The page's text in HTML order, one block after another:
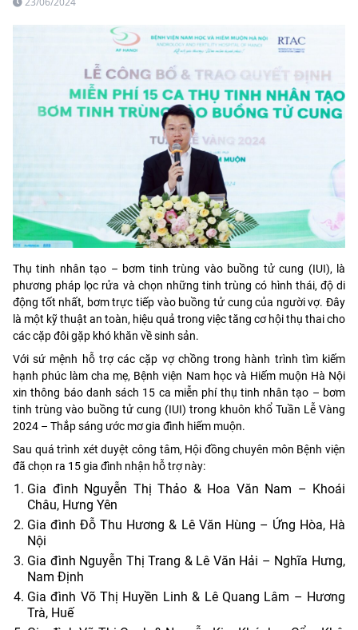
Thụ tinh nhân tạo – bơm tinh trùng vào buồng tử cung (IUI), là
phương pháp lọc rửa và chọn những tinh trùng có hình thái, độ di
động tốt nhất, bơm trực tiếp vào buồng tử cung của người vợ. Đây
là một kỹ thuật an toàn, hiệu quả trong việc tăng cơ hội thụ thai cho
các cặp đôi gặp khó khăn về sinh sản.
Với sứ mệnh hỗ trợ các cặp vợ chồng trong hành trình tìm kiếm
hạnh phúc làm cha mẹ, Bệnh viện Nam học và Hiếm muộn Hà Nội
xin thông báo danh sách 15 ca miễn phí thụ tinh nhân tạo – bơm
tinh trùng vào buồng tử cung (IUI) trong khuôn khổ Tuần Lễ Vàng
2024 – Thắp sáng ước mơ gia đình hiếm muộn.
Sau quá trình xét duyệt công tâm, Hội đồng chuyên môn Bệnh viện
đã chọn ra 15 gia đình nhận hỗ trợ này:
Gia đình Nguyễn Thị Thảo & Hoa Văn Nam – Khoái
Châu, Hưng Yên
Gia đình Đỗ Thu Hương & Lê Văn Hùng – Ứng Hòa, Hà
Nội
Gia đình Nguyễn Thị Trang & Lê Văn Hải – Nghĩa Hưng,
Nam Định
Gia đình Võ Thị Huyền Linh & Lê Quang Lâm – Hương
Trà, Huế